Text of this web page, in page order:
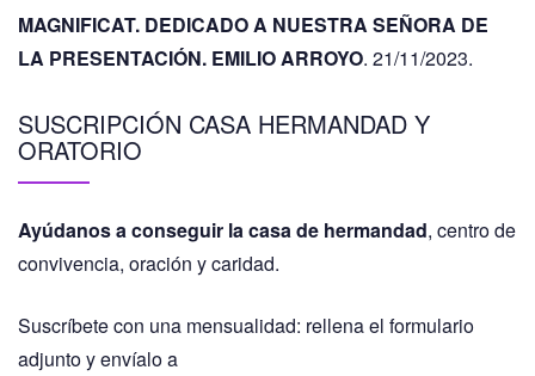
MAGNIFICAT. DEDICADO A NUESTRA SEÑORA DE
LA PRESENTACIÓN. EMILIO ARROYO. 21/11/2023.
SUSCRIPCIÓN CASA HERMANDAD Y
ORATORIO
Ayúdanos a conseguir la casa de hermandad, centro de
convivencia, oración y caridad.
Suscríbete con una mensualidad: rellena el formulario
adjunto y envíalo a